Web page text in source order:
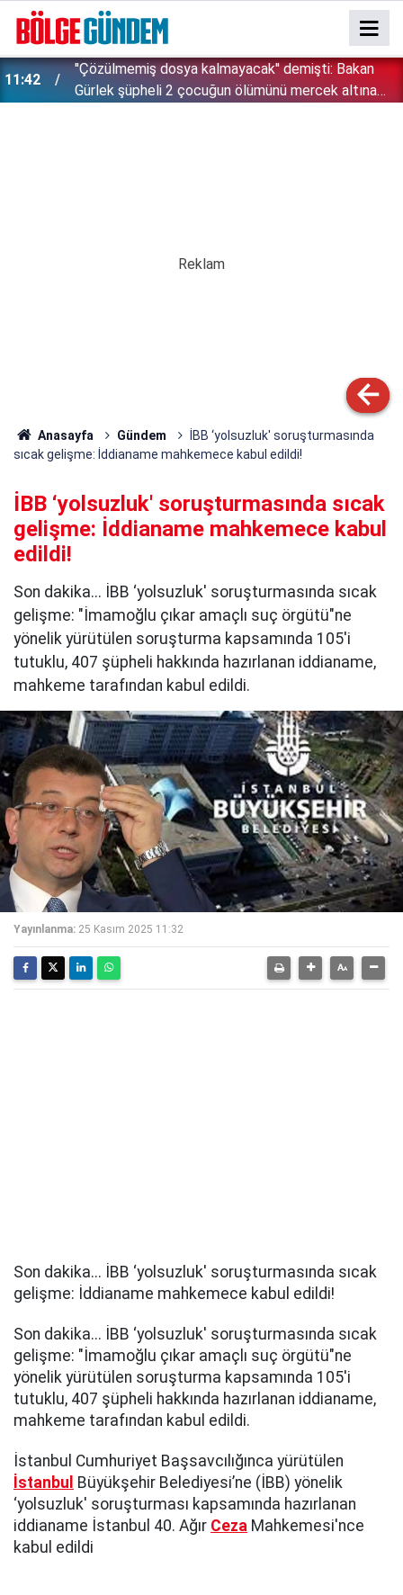
11:28
İsrail zulümde sınır tanımıyor: Bu kez kendi
vatandaşlarını hedef aldı!
Anasayfa Gündem
İBB ‘yolsuzluk' soruşturmasında
sıcak gelişme: İddianame mahkemece kabul edildi!
İBB ‘yolsuzluk' soruşturmasında sıcak
gelişme: İddianame mahkemece kabul
edildi!
Son dakika... İBB ‘yolsuzluk' soruşturmasında sıcak
gelişme: "İmamoğlu çıkar amaçlı suç örgütü"ne
yönelik yürütülen soruşturma kapsamında 105'i
tutuklu, 407 şüpheli hakkında hazırlanan iddianame,
mahkeme tarafından kabul edildi.
Yayınlanma: 25 Kasım 2025 11:32
Son dakika... İBB ‘yolsuzluk' soruşturmasında sıcak
gelişme: İddianame mahkemece kabul edildi!
Son dakika... İBB ‘yolsuzluk' soruşturmasında sıcak
gelişme: "İmamoğlu çıkar amaçlı suç örgütü"ne
yönelik yürütülen soruşturma kapsamında 105'i
tutuklu, 407 şüpheli hakkında hazırlanan iddianame,
mahkeme tarafından kabul edildi.
İstanbul Cumhuriyet Başsavcılığınca yürütülen
İstanbul Büyükşehir Belediyesi’ne (İBB) yönelik
‘yolsuzluk' soruşturması kapsamında hazırlanan
iddianame İstanbul 40. Ağır Ceza Mahkemesi'nce
kabul edildi